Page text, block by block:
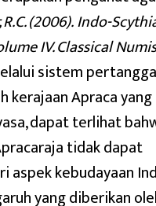
R.C. (2006). Indo-
IV. Classical
sistem
kerajaan Apraca
dapat terlihat
tidak dapat
aspek kebudayaan
yang diberikan